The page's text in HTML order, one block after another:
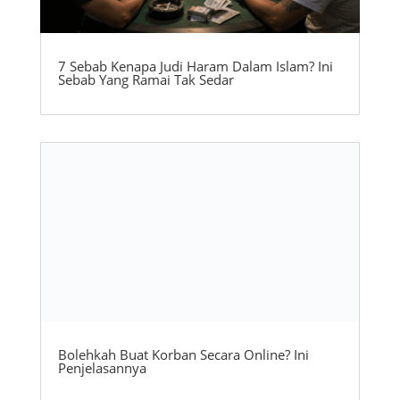
7 Sebab Kenapa Judi Haram Dalam Islam? Ini
Sebab Yang Ramai Tak Sedar
Bolehkah Buat Korban Secara Online? Ini
Penjelasannya